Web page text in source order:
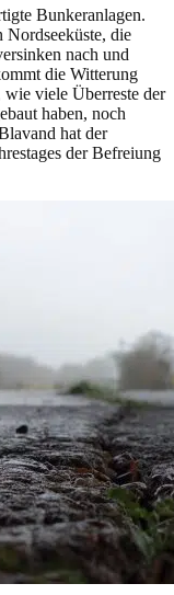
Bunkeranlagen.
Nordseeküste, die
nach und
die Witterung
wie viele Überreste der
haben, noch
hat der
der Befreiung